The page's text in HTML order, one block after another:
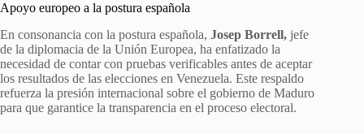
Apoyo europeo a la postura española
En consonancia con la postura española, Josep Borrell, jefe
de la diplomacia de la Unión Europea, ha enfatizado la
necesidad de contar con pruebas verificables antes de aceptar
los resultados de las elecciones en Venezuela. Este respaldo
refuerza la presión internacional sobre el gobierno de Maduro
para que garantice la transparencia en el proceso electoral.